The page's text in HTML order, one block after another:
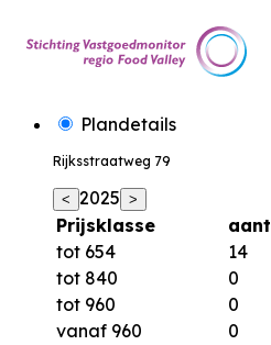
Plandetails
Rijksstraatweg 79
< 2025 >
Prijsklasse
tot 654
14
tot 840
0
tot 960
0
vanaf 960
0